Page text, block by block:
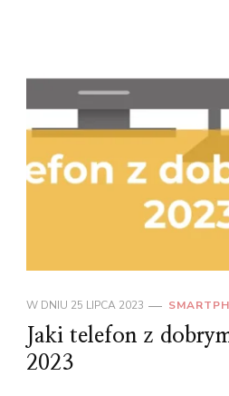
W DNIU 25 LIPCA 2023
Jaki telefon z
2023